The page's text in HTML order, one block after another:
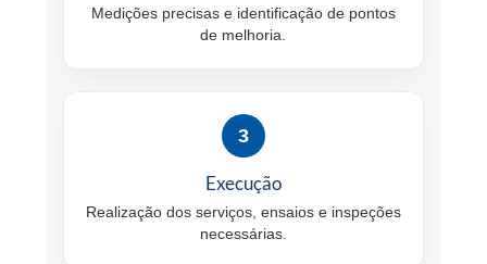
Medições precisas e identificação de pontos
de melhoria.
3
Execução
Realização dos serviços, ensaios e inspeções
necessárias.